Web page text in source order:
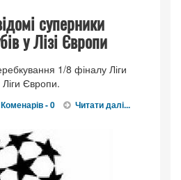
суперники
у Лізі Європи
1/8 фіналу Ліги
Ліги Європи.
Коменарів - 0 Читати далі...